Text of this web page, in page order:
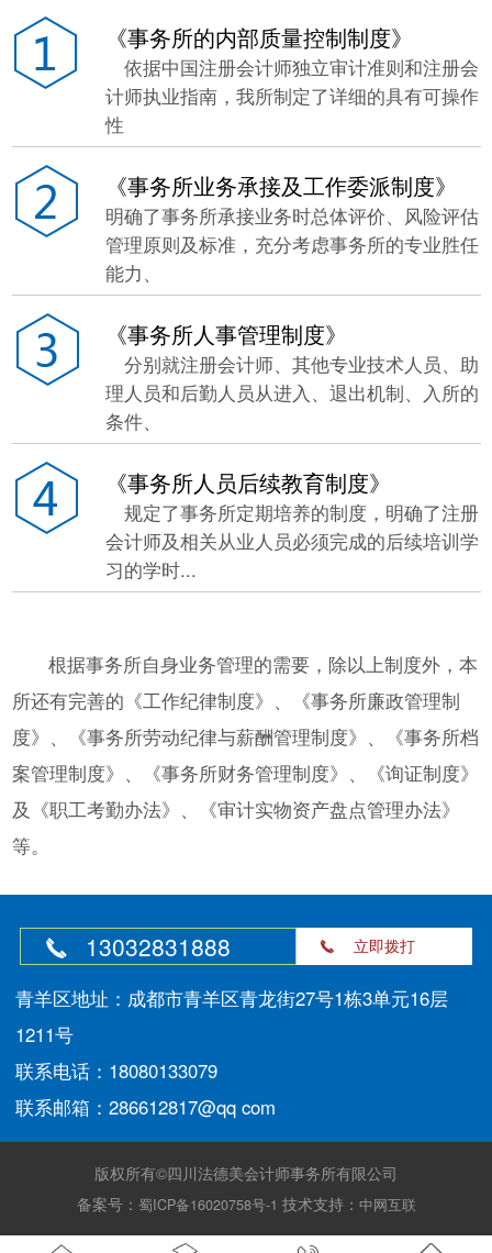
《事务所的内部质量控制制度》
依据中国注册会计师独立审计准则和注册会
计师执业指南，我所制定了详细的具有可操作
性
《事务所业务承接及工作委派制度》
明确了事务所承接业务时总体评价、风险评估
管理原则及标准，充分考虑事务所的专业胜任
能力、
《事务所人事管理制度》
分别就注册会计师、其他专业技术人员、助
理人员和后勤人员从进入、退出机制、入所的
条件、
《事务所人员后续教育制度》
规定了事务所定期培养的制度，明确了注册
会计师及相关从业人员必须完成的后续培训学
习的学时...
根据事务所自身业务管理的需要，除以上制度外，本
所还有完善的《工作纪律制度》、《事务所廉政管理制
度》、《事务所劳动纪律与薪酬管理制度》、《事务所档
案管理制度》、《事务所财务管理制度》、《询证制度》
及《职工考勤办法》、《审计实物资产盘点管理办法》
等。
13032831888 立即拨打
青羊区地址：成都市青羊区青龙街27号1栋3单元16层
1211号
联系电话：18080133079
联系邮箱：286612817@qq com
版权所有©四川法德美会计师事务所有限公司
备案号： 蜀ICP备16020758号-1 技术支持： 中网互联